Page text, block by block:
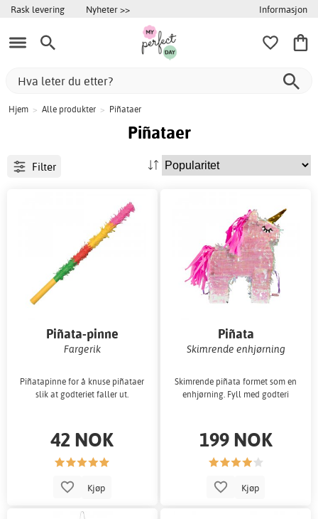
Rask levering Nyheter >> Informasjon
Hjem > Alle produkter > Piñataer
Piñataer
Filter
Piñata-pinne
Fargerik
Piñatapinne for å knuse piñataer
slik at godteriet faller ut.
42 NOK
Kjøp
Piñata
Skimrende enhjørning
Skimrende piñata formet som en
enhjørning. Fyll med godteri
199 NOK
Kjøp